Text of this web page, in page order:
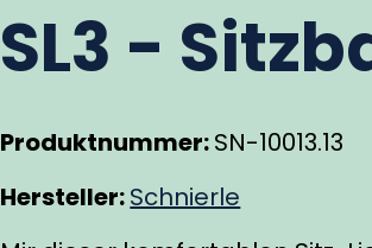
SL3 -
Produktnummer:SN-10013.13
Hersteller:Schnierle